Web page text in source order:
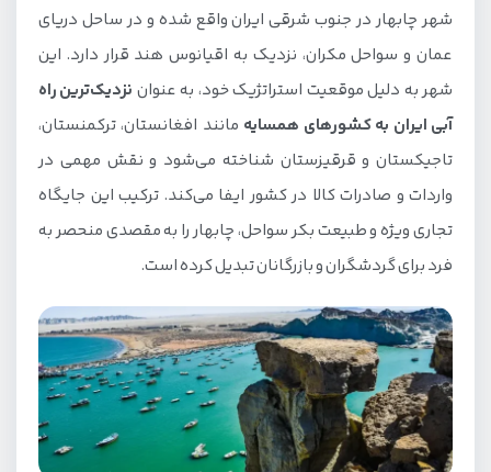
سفر به چابهار در فصل بهار
سفر در فصل تابستان به چابهار
سفر به چابهار در فصل پاییز
سفر به چابهار در زمستان
روش های سفر به چابهار
سفر با خودرو شخصی به چابهار
سفر با اتوبوس به چابهار
سفر هوایی به چابهار
هزینه سفر به چابهار
در چابهار از چه جاهایی دیدن کنیم؟
شهر چابهار در جنوب شرقی ایران واقع شده و در ساحل دریای
عمان و سواحل مکران، نزدیک به اقیانوس هند قرار دارد. این
شهر به دلیل موقعیت استراتژیک خود، به عنوان نزدیک‌ترین راه
آبی ایران به کشورهای همسایه مانند افغانستان، ترکمنستان،
تاجیکستان و قرقیزستان شناخته می‌شود و نقش مهمی در
واردات و صادرات کالا در کشور ایفا می‌کند. ترکیب این جایگاه
تجاری ویژه و طبیعت بکر سواحل، چابهار را به مقصدی منحصر به
فرد برای گردشگران و بازرگانان تبدیل کرده است.